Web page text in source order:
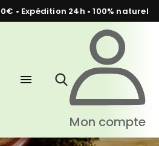
• Expédition 24h • 100% naturel
menu
Mon compte